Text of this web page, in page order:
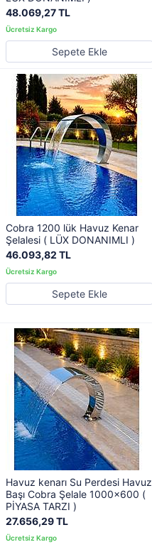
48.069,27 TL
Sepete Ekle
Cobra 1200 lük Havuz Kenar
Şelalesi ( LÜX DONANIMLI )
46.093,82 TL
Sepete Ekle
Havuz kenarı Su Perdesi Havuz
Başı Cobra Şelale 1000x600 (
PİYASA TARZI )
27.656,29 TL